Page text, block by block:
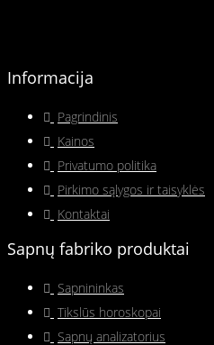
Informacija
Pagrindinis
Kainos
Privatumo politika
Pirkimo sąlygos ir taisyklės
Kontaktai
Sapnų fabriko produktai
Sapnininkas
Tikslūs horoskopai
Sapnų analizatorius